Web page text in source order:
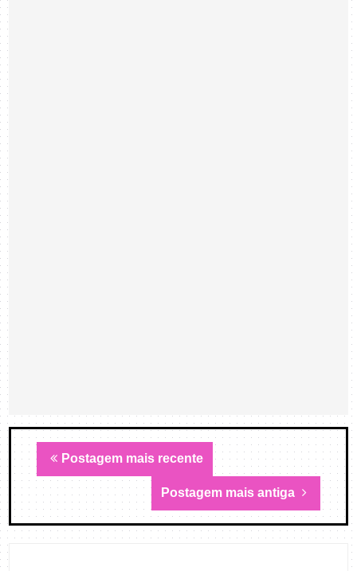
Postagem mais recente
Postagem mais antiga